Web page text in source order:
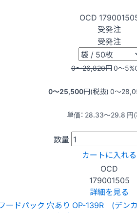
OCD
受発注
受発注
0〜26,820円0〜5
0〜25,500円(税抜) 0〜
単価： 28.33〜29.8 円
数量
カートに入れる
OCD
179001505
詳細を見る